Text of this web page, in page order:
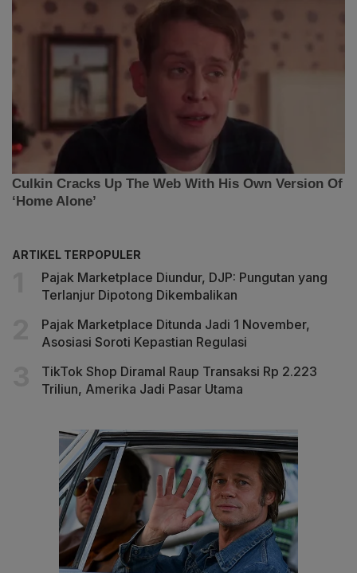
ARTIKEL TERPOPULER
Pajak Marketplace Diundur, DJP: Pungutan yang
Terlanjur Dipotong Dikembalikan
Pajak Marketplace Ditunda Jadi 1 November,
Asosiasi Soroti Kepastian Regulasi
TikTok Shop Diramal Raup Transaksi Rp 2.223
Triliun, Amerika Jadi Pasar Utama